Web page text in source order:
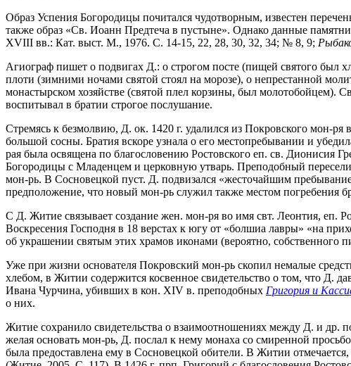
Образ Успения Богородицы почитался чудотворным, известен
также образ «Св. Иоанн Предтеча в пустыне». Однако данные
XVIII вв.: Кат. выст. М., 1976. С. 14-15, 22, 28, 30, 32, 34; № 8, 9;
Агиограф пишет о подвигах Д.: о строгом посте (пищей святого
плоти (зимними ночами святой стоял на морозе), о непрестанной
монастырском хозяйстве (святой плел корзины, был молотобойцем).
воспитывал в братии строгое послушание.
Стремясь к безмолвию, Д. ок. 1420 г. удалился из Покровского мон-
большой сосны. Братия вскоре узнала о его местопребывании и
рая была освящена по благословению Ростовского еп. св. Дионисия
Богородицы с Младенцем и церковную утварь. Преподобный
мон-рь. В Сосновецкой пуст. Д. подвизался «жесточайшим
предположение, что новый мон-рь служил также местом погребения
С Д. Житие связывает создание жен. мон-ря во имя свт. Леонтия, еп.
Воскресения Господня в 18 верстах к югу от «болшиа лавры» «на
об украшении святым этих храмов иконами (вероятно, собственного
Уже при жизни основателя Покровский мон-рь скопил немалые
хлебом, в Житии содержится косвенное свидетельство о том, что Д.
Ивана Чурчина, убивших в кон. XIV в. преподобных Григория и
о них.
Житие сохранило свидетельства о взаимоотношениях между Д. и др.
желая основать мон-рь, Д. послал к нему монаха со смиренной
была предоставлена ему в Сосновецкой обители. В Житии